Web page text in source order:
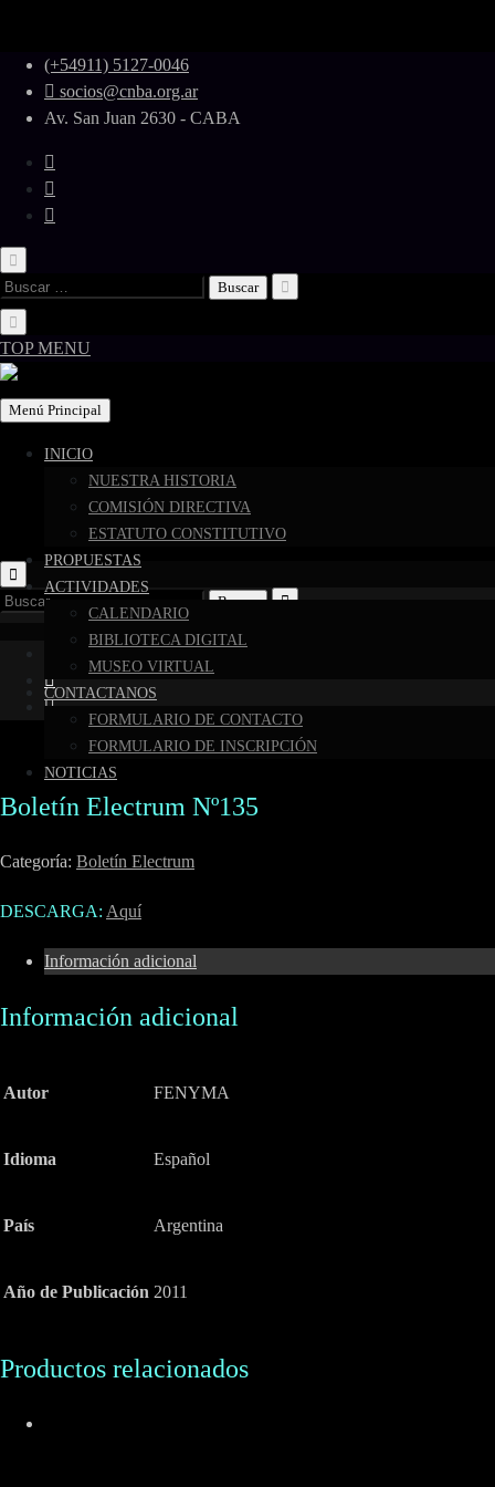
Skip
content
(+54911) 5127-0046
socios@cnba.org.ar
Av. San Juan 2630 - CABA
Buscar:
TOP MENU
Menú Principal
INICIO
NUESTRA HISTORIA
COMISIÓN DIRECTIVA
ESTATUTO CONSTITUTIVO
PROPUESTAS
ACTIVIDADES
CALENDARIO
BIBLIOTECA DIGITAL
MUSEO VIRTUAL
CONTACTANOS
FORMULARIO DE CONTACTO
FORMULARIO DE INSCRIPCIÓN
NOTICIAS
Buscar:
Boletín Electrum Nº135
Categoría: Boletín Electrum
DESCARGA: Aquí
Información adicional
Información adicional
Autor FENYMA
Idioma Español
País Argentina
Año de Publicación 2011
Productos relacionados